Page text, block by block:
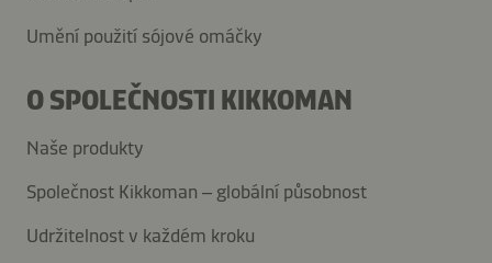
Umění použití sójové omáčky
O SPOLEČNOSTI KIKKOMAN
Naše produkty
Společnost Kikkoman – globální působnost
Udržitelnost v každém kroku